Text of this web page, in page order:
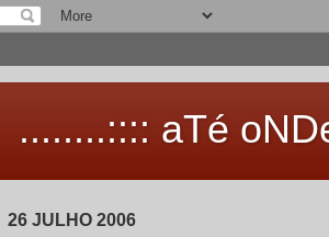
........:::: aTé
26 JULHO 2006